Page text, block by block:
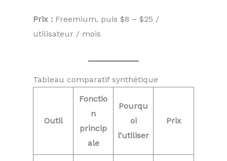
Prix : Freemium, puis $8 – $25 /
utilisateur / mois
Tableau comparatif synthétique
Outil
Fonctio
n
princip
ale
Pourqu
oi
l’utiliser
Prix